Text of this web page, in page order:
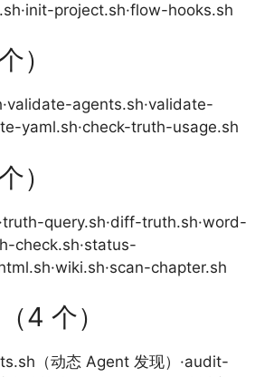
project.sh·flow-hooks.sh
）
agents.sh·validate-
yaml.sh·check-truth-usage.sh
）
query.sh·diff-truth.sh·word-
check.sh·status-
chapter.sh
4 个）
（动态 Agent 发现）·audit-